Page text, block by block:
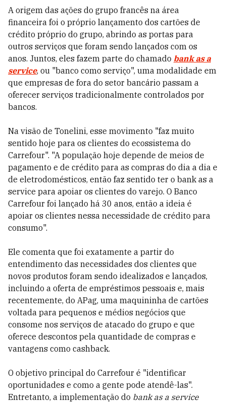
A origem das ações do grupo francês na área
financeira foi o próprio lançamento dos cartões de
crédito próprio do grupo, abrindo as portas para
outros serviços que foram sendo lançados com os
anos. Juntos, eles fazem parte do chamado bank as a
service, ou "banco como serviço", uma modalidade em
que empresas de fora do setor bancário passam a
oferecer serviços tradicionalmente controlados por
bancos.
Na visão de Tonelini, esse movimento "faz muito
sentido hoje para os clientes do ecossistema do
Carrefour". "A população hoje depende de meios de
pagamento e de crédito para as compras do dia a dia e
de eletrodomésticos, então faz sentido ter o bank as a
service para apoiar os clientes do varejo. O Banco
Carrefour foi lançado há 30 anos, então a ideia é
apoiar os clientes nessa necessidade de crédito para
consumo".
Ele comenta que foi exatamente a partir do
entendimento das necessidades dos clientes que
novos produtos foram sendo idealizados e lançados,
incluindo a oferta de empréstimos pessoais e, mais
recentemente, do APag, uma maquininha de cartões
voltada para pequenos e médios negócios que
consome nos serviços de atacado do grupo e que
oferece descontos pela quantidade de compras e
vantagens como cashback.
O objetivo principal do Carrefour é "identificar
oportunidades e como a gente pode atendê-las".
Entretanto, a implementação do bank as a service